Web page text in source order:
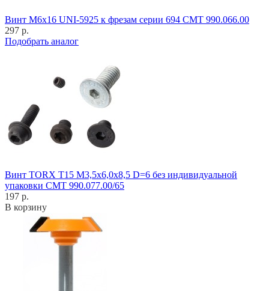
Винт M6x16 UNI-5925 к фрезам серии 694 CMT 990.066.00
297 р.
Подобрать аналог
Винт TORX T15 M3,5x6,0x8,5 D=6 без индивидуальной
упаковки CMT 990.077.00/65
197 р.
В корзину